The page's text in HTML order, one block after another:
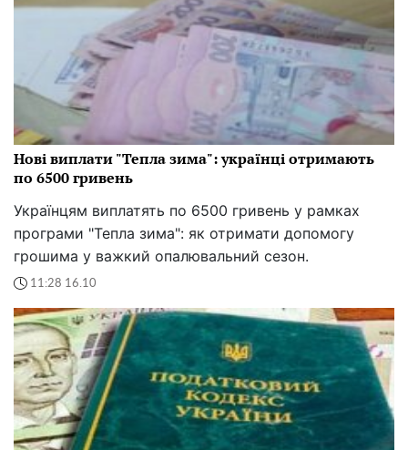
Нові виплати "Тепла зима": українці отримають
по 6500 гривень
Українцям виплатять по 6500 гривень у рамках
програми "Тепла зима": як отримати допомогу
грошима у важкий опалювальний сезон.
11:28 16.10